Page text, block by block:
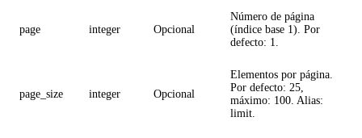
page integer Opcional
Número de página
(índice base 1). Por
defecto: 1.
page_size integer Opcional
Elementos por página.
Por defecto: 25,
máximo: 100. Alias:
limit.